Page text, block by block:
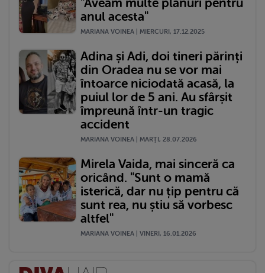
anul acesta"
MARIANA VOINEA | MIERCURI, 17.12.2025
Adina și Adi, doi tineri părinți
din Oradea nu se vor mai
întoarce niciodată acasă, la
puiul lor de 5 ani. Au sfârșit
împreună într-un tragic
accident
MARIANA VOINEA | MARŢI, 28.07.2026
Mirela Vaida, mai sinceră ca
oricând. "Sunt o mamă
isterică, dar nu țip pentru că
sunt rea, nu știu să vorbesc
altfel"
MARIANA VOINEA | VINERI, 16.01.2026